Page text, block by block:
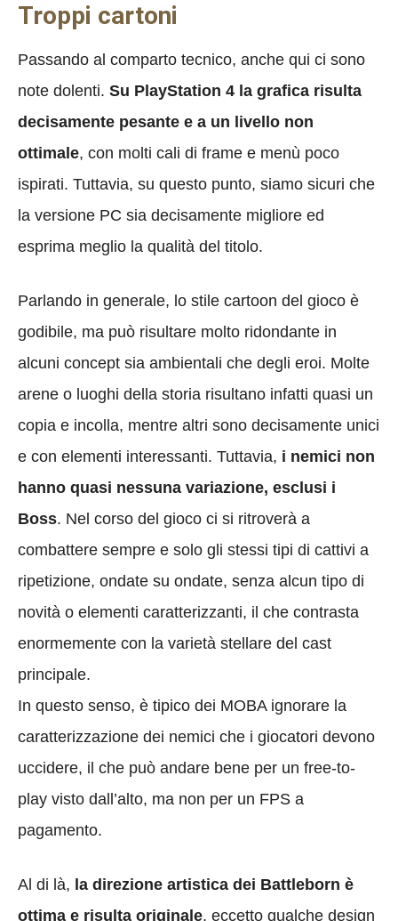
Troppi cartoni
Passando al comparto tecnico, anche qui ci sono
note dolenti. Su PlayStation 4 la grafica risulta
decisamente pesante e a un livello non
ottimale, con molti cali di frame e menù poco
ispirati. Tuttavia, su questo punto, siamo sicuri che
la versione PC sia decisamente migliore ed
esprima meglio la qualità del titolo.
Parlando in generale, lo stile cartoon del gioco è
godibile, ma può risultare molto ridondante in
alcuni concept sia ambientali che degli eroi. Molte
arene o luoghi della storia risultano infatti quasi un
copia e incolla, mentre altri sono decisamente unici
e con elementi interessanti. Tuttavia, i nemici non
hanno quasi nessuna variazione, esclusi i
Boss. Nel corso del gioco ci si ritroverà a
combattere sempre e solo gli stessi tipi di cattivi a
ripetizione, ondate su ondate, senza alcun tipo di
novità o elementi caratterizzanti, il che contrasta
enormemente con la varietà stellare del cast
principale.
In questo senso, è tipico dei MOBA ignorare la
caratterizzazione dei nemici che i giocatori devono
uccidere, il che può andare bene per un free-to-
play visto dall’alto, ma non per un FPS a
pagamento.
Al di là, la direzione artistica dei Battleborn è
ottima e risulta originale, eccetto qualche design